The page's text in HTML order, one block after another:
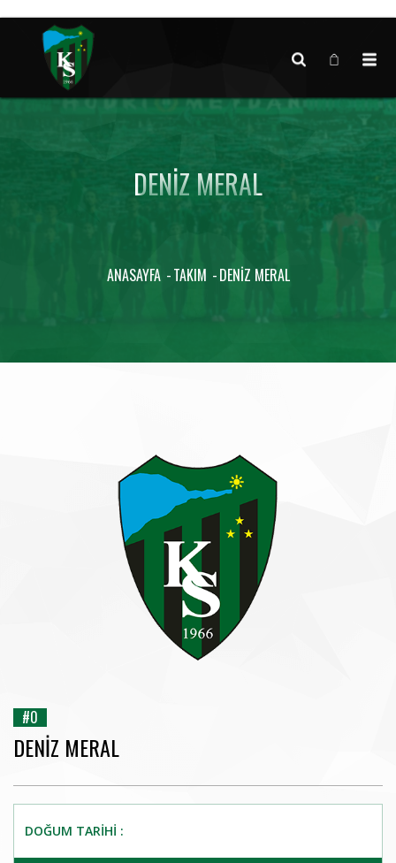
DENIZ MERAL
ANASAYFA TAKIM DENIZ MERAL
#0
DENIZ MERAL
DOĞUM TARIHI :